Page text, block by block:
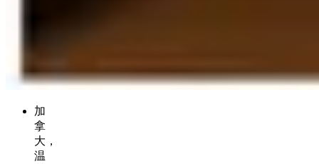
加
拿
大，
温